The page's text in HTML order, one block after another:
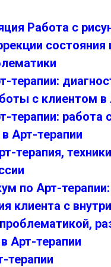
Работа с
состояния
терапии:
с клиентом в
терапии: работа
Арт-терапии
терапия,
по Арт-
клиента с
Арт-терапии
терапии